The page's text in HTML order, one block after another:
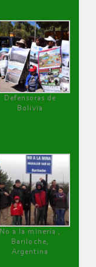
Defensoras de
Bolivia
No a la minería ,
Bariloche,
Argentina